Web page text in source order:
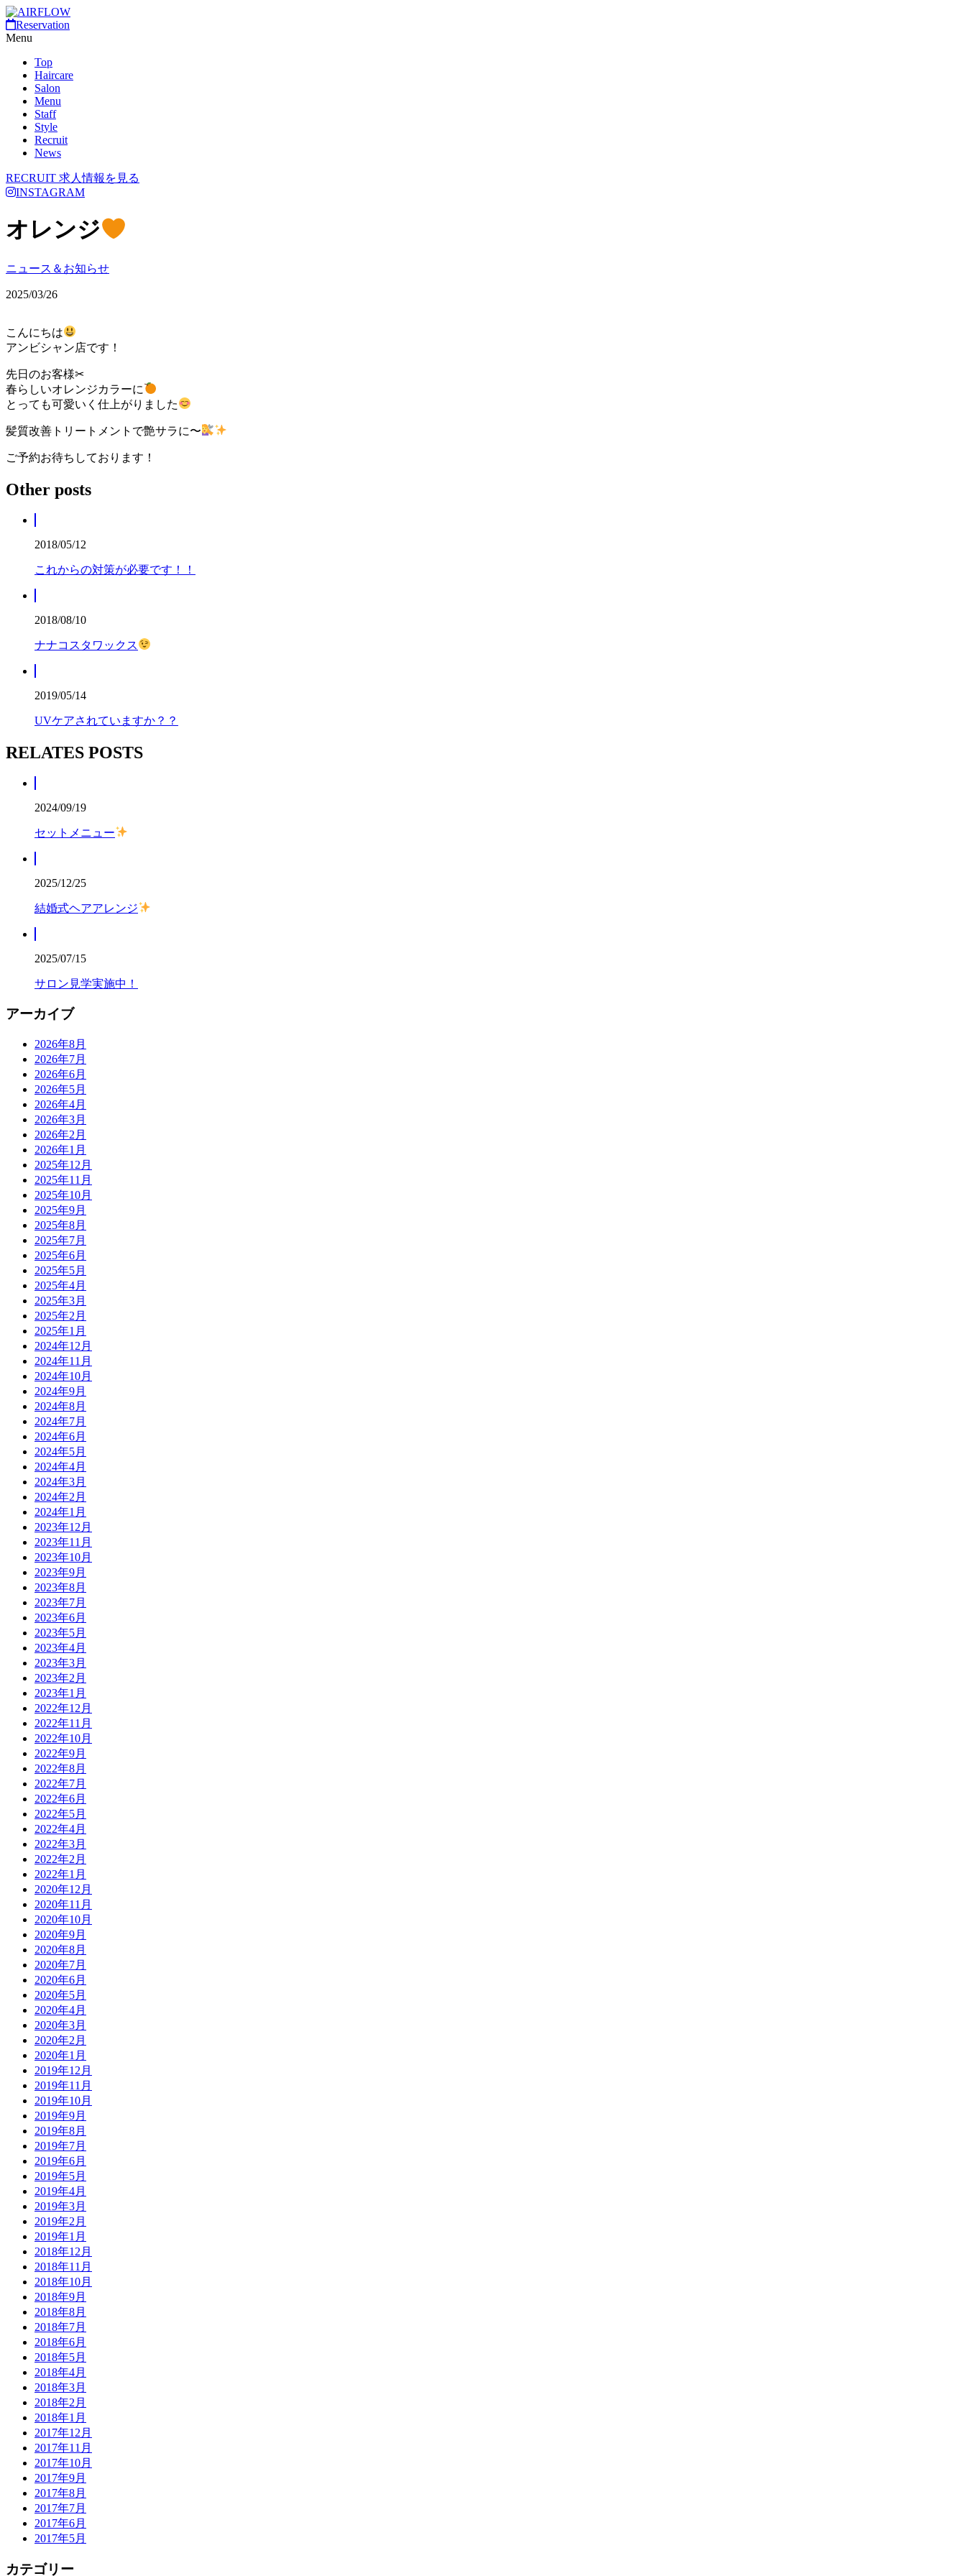
Reservation
Menu
Top
Haircare
Salon
Menu
Staff
Style
Recruit
News
RECRUIT 求人情報を見る
INSTAGRAM
オレンジ
ニュース＆お知らせ
2025/03/26
こんにちは
アンビシャン店です！
先日のお客様✂︎
春らしいオレンジカラーに
とっても可愛いく仕上がりました
髪質改善トリートメントで艶サラに〜
ご予約お待ちしております！
Other posts
2018/05/12
これからの対策が必要です！！
2018/08/10
ナナコスタワックス
2019/05/14
UVケアされていますか？？
RELATES POSTS
2024/09/19
セットメニュー
2025/12/25
結婚式ヘアアレンジ
2025/07/15
サロン見学実施中！
アーカイブ
2026年8月
2026年7月
2026年6月
2026年5月
2026年4月
2026年3月
2026年2月
2026年1月
2025年12月
2025年11月
2025年10月
2025年9月
2025年8月
2025年7月
2025年6月
2025年5月
2025年4月
2025年3月
2025年2月
2025年1月
2024年12月
2024年11月
2024年10月
2024年9月
2024年8月
2024年7月
2024年6月
2024年5月
2024年4月
2024年3月
2024年2月
2024年1月
2023年12月
2023年11月
2023年10月
2023年9月
2023年8月
2023年7月
2023年6月
2023年5月
2023年4月
2023年3月
2023年2月
2023年1月
2022年12月
2022年11月
2022年10月
2022年9月
2022年8月
2022年7月
2022年6月
2022年5月
2022年4月
2022年3月
2022年2月
2022年1月
2020年12月
2020年11月
2020年10月
2020年9月
2020年8月
2020年7月
2020年6月
2020年5月
2020年4月
2020年3月
2020年2月
2020年1月
2019年12月
2019年11月
2019年10月
2019年9月
2019年8月
2019年7月
2019年6月
2019年5月
2019年4月
2019年3月
2019年2月
2019年1月
2018年12月
2018年11月
2018年10月
2018年9月
2018年8月
2018年7月
2018年6月
2018年5月
2018年4月
2018年3月
2018年2月
2018年1月
2017年12月
2017年11月
2017年10月
2017年9月
2017年8月
2017年7月
2017年6月
2017年5月
カテゴリー